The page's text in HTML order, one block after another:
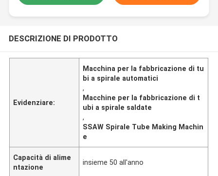
DESCRIZIONE DI PRODOTTO
Evidenziare:
Macchina per la fabbricazione di tu
bi a spirale automatici
,
Macchine per la fabbricazione di t
ubi a spirale saldate
,
SSAW Spirale Tube Making Machin
e
Capacità di alime
ntazione
insieme 50 all'anno